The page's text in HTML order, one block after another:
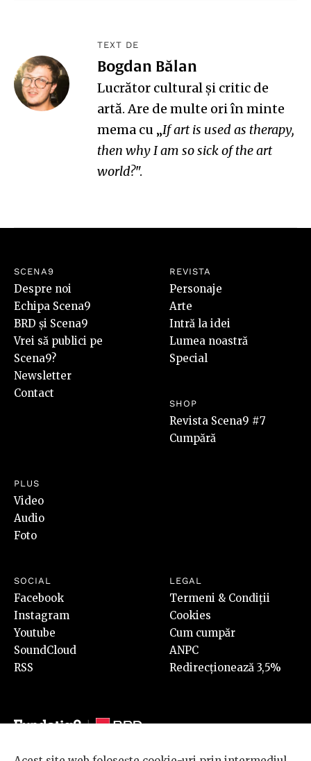
TEXT DE
Bogdan Bălan
Lucrător cultural și critic de
artă. Are de multe ori în minte
mema cu „If art is used as therapy,
then why I am so sick of the art
world?".
SCENA9
Despre noi
Echipa Scena9
BRD și Scena9
Vrei să publici pe
Scena9?
Newsletter
Contact
REVISTA
Personaje
Arte
Intră la idei
Lumea noastră
Special
SHOP
Revista Scena9 #7
Cumpără
PLUS
Video
Audio
Foto
SOCIAL
Facebook
Instagram
Youtube
SoundCloud
RSS
LEGAL
Termeni & Condiții
Cookies
Cum cumpăr
ANPC
Redirecționează 3,5%